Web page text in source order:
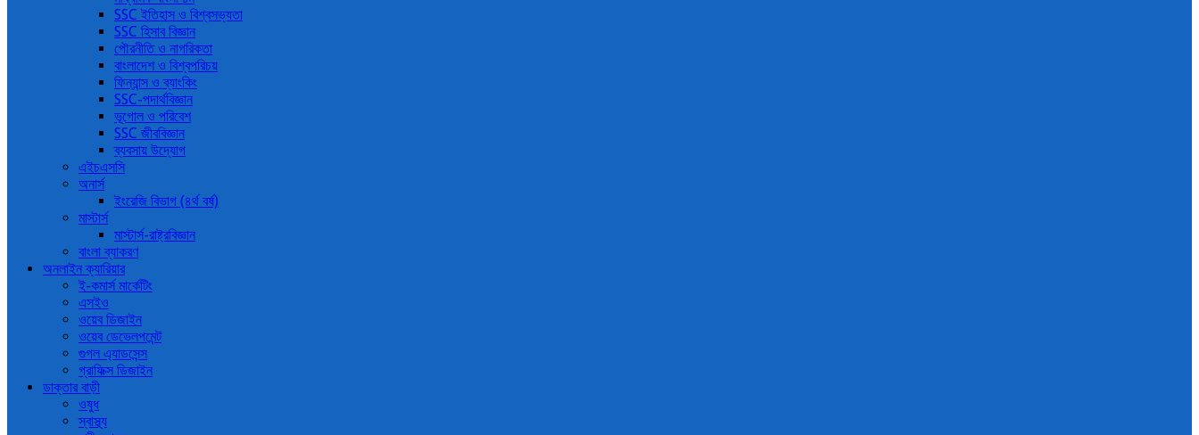
SSC ইতিহাস ও বিশ্বসভ্যতা
SSC হিসাব বিজ্ঞান
পৌরনীতি ও নাগরিকতা
বাংলাদেশ ও বিশ্বপরিচয়
ফিন্যান্স ও ব্যাংকিং
SSC-পদার্থবিজ্ঞান
ভূগোল ও পরিবেশ
SSC জীববিজ্ঞান
ব্যবসায় উদ্যোগ
এইচএসসি
অনার্স
ইংরেজি বিভাগ (৪র্থ বর্ষ)
মাস্টার্স
মাস্টার্স-রাষ্ট্রবিজ্ঞান
বাংলা ব্যাকরণ
অনলাইন ক্যারিয়ার
ই-কমার্স মার্কেটিং
এসইও
ওয়েব ডিজাইন
ওয়েব ডেভেলপমেন্ট
গুগল এ্যাডসেন্স
গ্রাফিক্স ডিজাইন
ডাক্তার বাড়ী
ওষুধ
স্বাস্থ্য